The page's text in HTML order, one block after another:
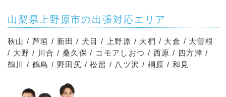
山梨県上野原市の出張対応エリア
秋山 / 芦垣 / 新田 / 犬目 / 上野原 / 大椚 / 大倉 / 大曽根
/ 大野 / 川合 / 桑久保 / コモアしおつ / 西原 / 四方津 /
鶴川 / 鶴島 / 野田尻 / 松留 / 八ツ沢 / 棡原 / 和見